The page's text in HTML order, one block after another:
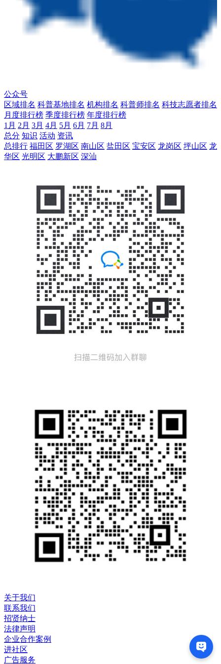
公众号
区域排名 科普基地排名 机构排名 科普师排名 科技志愿者排名
月度排行榜 季度排行榜 年度排行榜
1月 2月 3月 4月 5月 6月 7月 8月
总分 知识 活动 资讯
总排行 福田区 罗湖区 南山区 盐田区 宝安区 龙岗区 坪山区 龙
华区 光明区 大鹏新区 深汕
关于我们
联系我们
招贤纳士
法律声明
企业合作案例
进社区
广告服务